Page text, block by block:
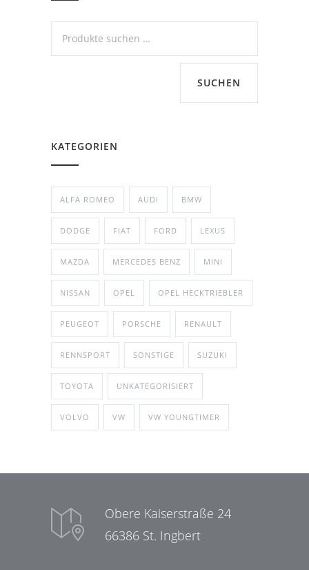
SUCHEN
KATEGORIEN
ALFA ROMEO AUDI BMW
DODGE FIAT FORD LEXUS
MAZDA MERCEDES BENZ MINI
NISSAN OPEL OPEL HECKTRIEBLER
PEUGEOT PORSCHE RENAULT
RENNSPORT SONSTIGE SUZUKI
TOYOTA UNKATEGORISIERT
VOLVO VW VW YOUNGTIMER
Obere Kaiserstraße 24
66386 St. Ingbert